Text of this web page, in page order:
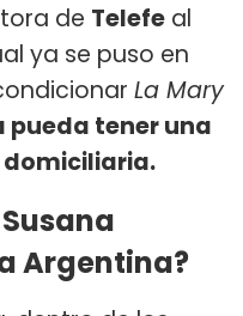
de Telefe al
ya se puso en
La Mary
pueda tener una
domiciliaria.
Argentina?